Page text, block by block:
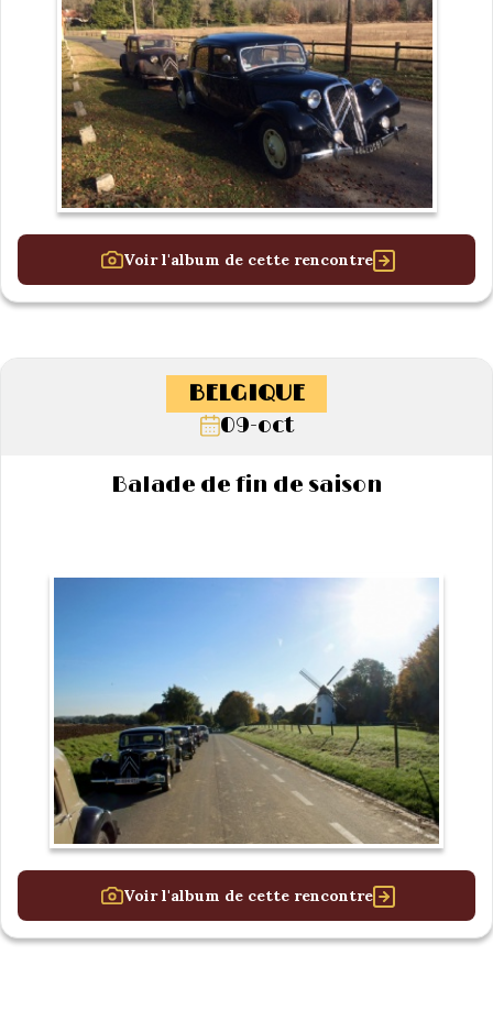
Voir l'album de cette rencontre
BELGIQUE
09-oct
Balade de fin de saison
Voir l'album de cette rencontre